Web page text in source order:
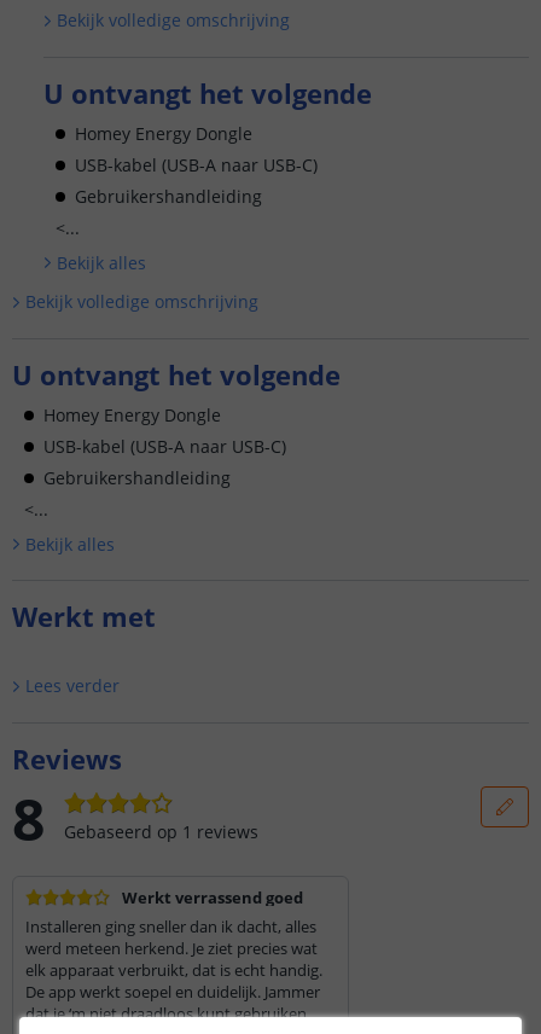
Bekijk volledige omschrijving
U ontvangt het volgende
Homey Energy Dongle
USB-kabel (USB-A naar USB-C)
Gebruikershandleiding
<...
Bekijk alles
Bekijk volledige omschrijving
U ontvangt het volgende
Homey Energy Dongle
USB-kabel (USB-A naar USB-C)
Gebruikershandleiding
<...
Bekijk alles
Werkt met
Lees verder
Reviews
8 Gebaseerd op 1 reviews
Werkt verrassend goed
Installeren ging sneller dan ik dacht, alles
werd meteen herkend. Je ziet precies wat
elk apparaat verbruikt, dat is echt handig.
De app werkt soepel en duidelijk. Jammer
dat je ‘m niet draadloos kunt gebruiken,